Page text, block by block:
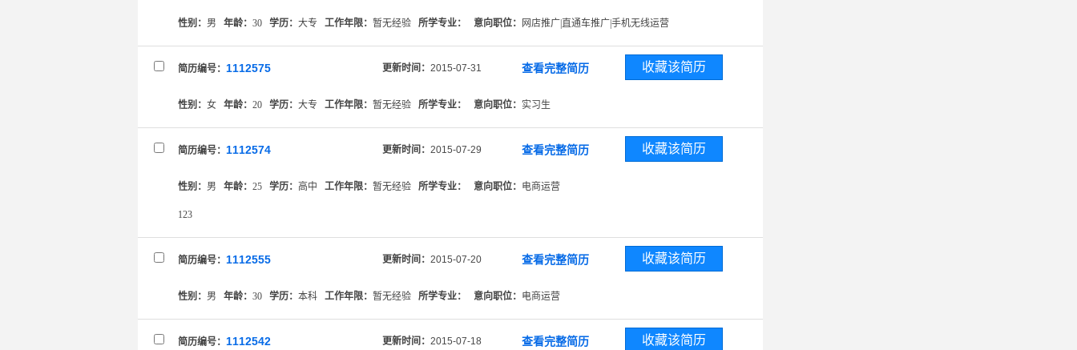
性别： 男 年龄： 30 学历： 大专 工作年限： 暂无经验 所学专业： 意向职位： 网店推广|直通车推广|手机无线运营
简历编号： 1112575 更新时间： 2015-07-31 查看完整简历 收藏该简历
性别： 女 年龄： 20 学历： 大专 工作年限： 暂无经验 所学专业： 意向职位： 实习生
简历编号： 1112574 更新时间： 2015-07-29 查看完整简历 收藏该简历
性别： 男 年龄： 25 学历： 高中 工作年限： 暂无经验 所学专业： 意向职位： 电商运营
123
简历编号： 1112555 更新时间： 2015-07-20 查看完整简历 收藏该简历
性别： 男 年龄： 30 学历： 本科 工作年限： 暂无经验 所学专业： 意向职位： 电商运营
简历编号： 1112542 更新时间： 2015-07-18 查看完整简历 收藏该简历